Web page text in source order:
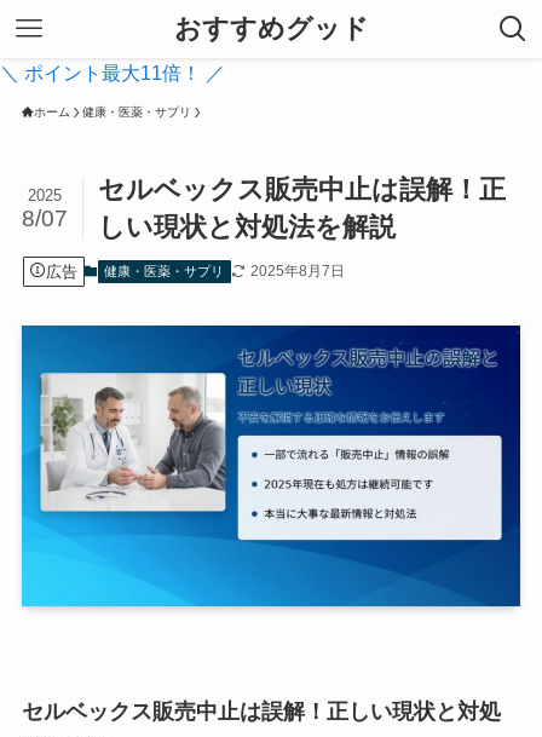
おすすめグッド
＼ ポイント最大11倍！ ／
ホーム 健康・医薬・サプリ
セルベックス販売中止は誤解！正
しい現状と対処法を解説
2025
8/07
広告 健康・医薬・サプリ 2025年8月7日
セルベックス販売中止は誤解！正しい現状と対処